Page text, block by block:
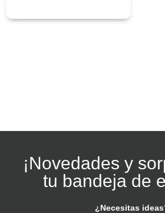
gastronómico a L'Avenc
¡Novedades y
tu bandeja de
¿Necesitas